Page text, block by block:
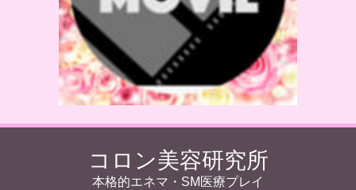
コロン美容研究所
本格的エネマ・SM医療プレイ